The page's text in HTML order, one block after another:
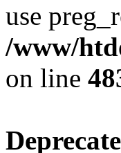
use
/www/
on line